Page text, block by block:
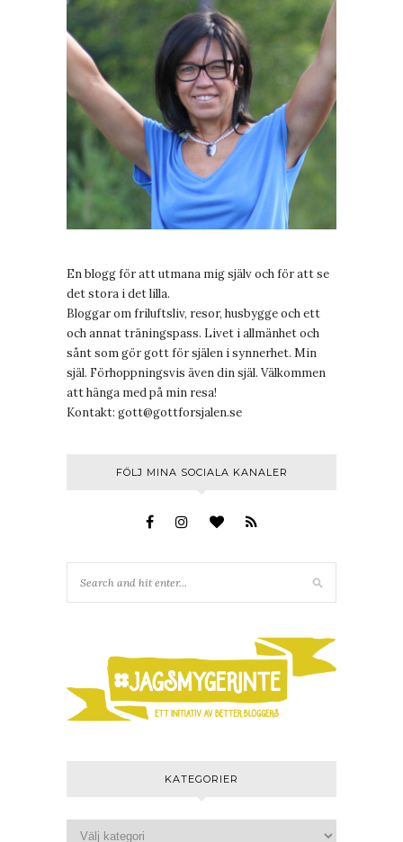
En blogg för att utmana mig själv och för att se
det stora i det lilla.
Bloggar om friluftsliv, resor, husbygge och ett
och annat träningspass. Livet i allmänhet och
sånt som gör gott för själen i synnerhet. Min
själ. Förhoppningsvis även din själ. Välkommen
att hänga med på min resa!
Kontakt: gott@gottforsjalen.se
FÖLJ MINA SOCIALA KANALER
KATEGORIER